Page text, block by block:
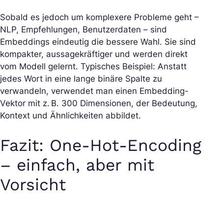
Sobald es jedoch um komplexere Probleme geht –
NLP, Empfehlungen, Benutzerdaten – sind
Embeddings eindeutig die bessere Wahl. Sie sind
kompakter, aussagekräftiger und werden direkt
vom Modell gelernt. Typisches Beispiel: Anstatt
jedes Wort in eine lange binäre Spalte zu
verwandeln, verwendet man einen Embedding-
Vektor mit z. B. 300 Dimensionen, der Bedeutung,
Kontext und Ähnlichkeiten abbildet.
Fazit: One-Hot-Encoding
– einfach, aber mit
Vorsicht